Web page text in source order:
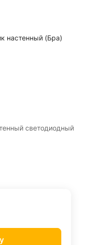
настенный (Бра)
светодиодный